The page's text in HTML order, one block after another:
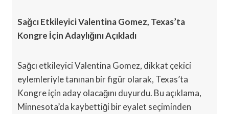
Sağcı Etkileyici Valentina Gomez, Texas’ta
Kongre İçin Adaylığını Açıkladı
Sağcı etkileyici Valentina Gomez, dikkat çekici
eylemleriyle tanınan bir figür olarak, Texas’ta
Kongre için aday olacağını duyurdu. Bu açıklama,
Minnesota’da kaybettiği bir eyalet seçiminden